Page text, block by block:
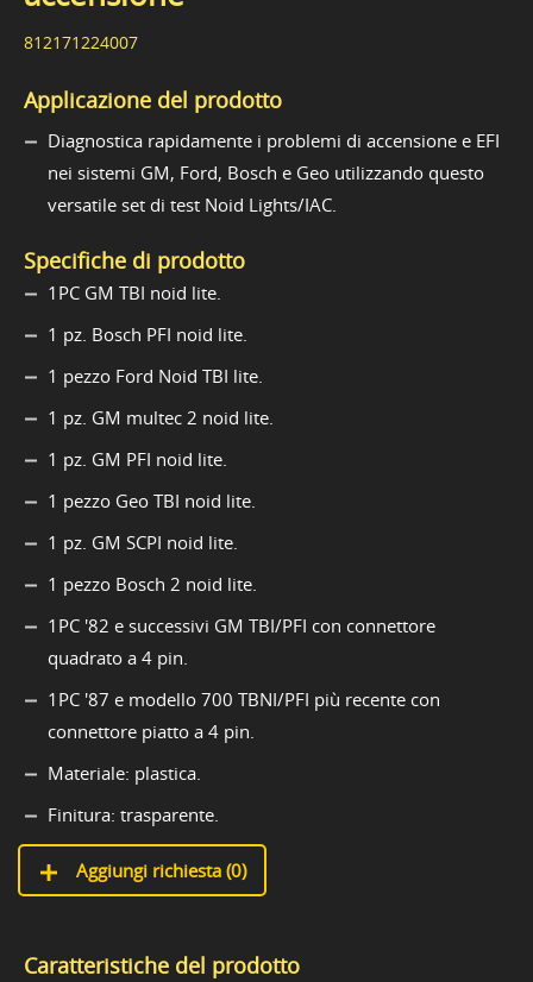
812171224007
Applicazione del prodotto
Diagnostica rapidamente i problemi di accensione e EFI
nei sistemi GM, Ford, Bosch e Geo utilizzando questo
versatile set di test Noid Lights/IAC.
Specifiche di prodotto
1PC GM TBI noid lite.
1 pz. Bosch PFI noid lite.
1 pezzo Ford Noid TBI lite.
1 pz. GM multec 2 noid lite.
1 pz. GM PFI noid lite.
1 pezzo Geo TBI noid lite.
1 pz. GM SCPI noid lite.
1 pezzo Bosch 2 noid lite.
1PC '82 e successivi GM TBI/PFI con connettore
quadrato a 4 pin.
1PC '87 e modello 700 TBNI/PFI più recente con
connettore piatto a 4 pin.
Materiale: plastica.
Finitura: trasparente.
Aggiungi richiesta (0)
Caratteristiche del prodotto